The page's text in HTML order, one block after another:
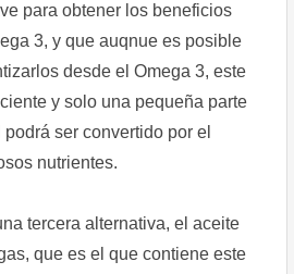
para obtener los beneficios
3, y que auqnue es posible
desde el Omega 3, este
y solo una pequeña parte
ser convertido por el
nutrientes.
tercera alternativa, el aceite
que es el que contiene este